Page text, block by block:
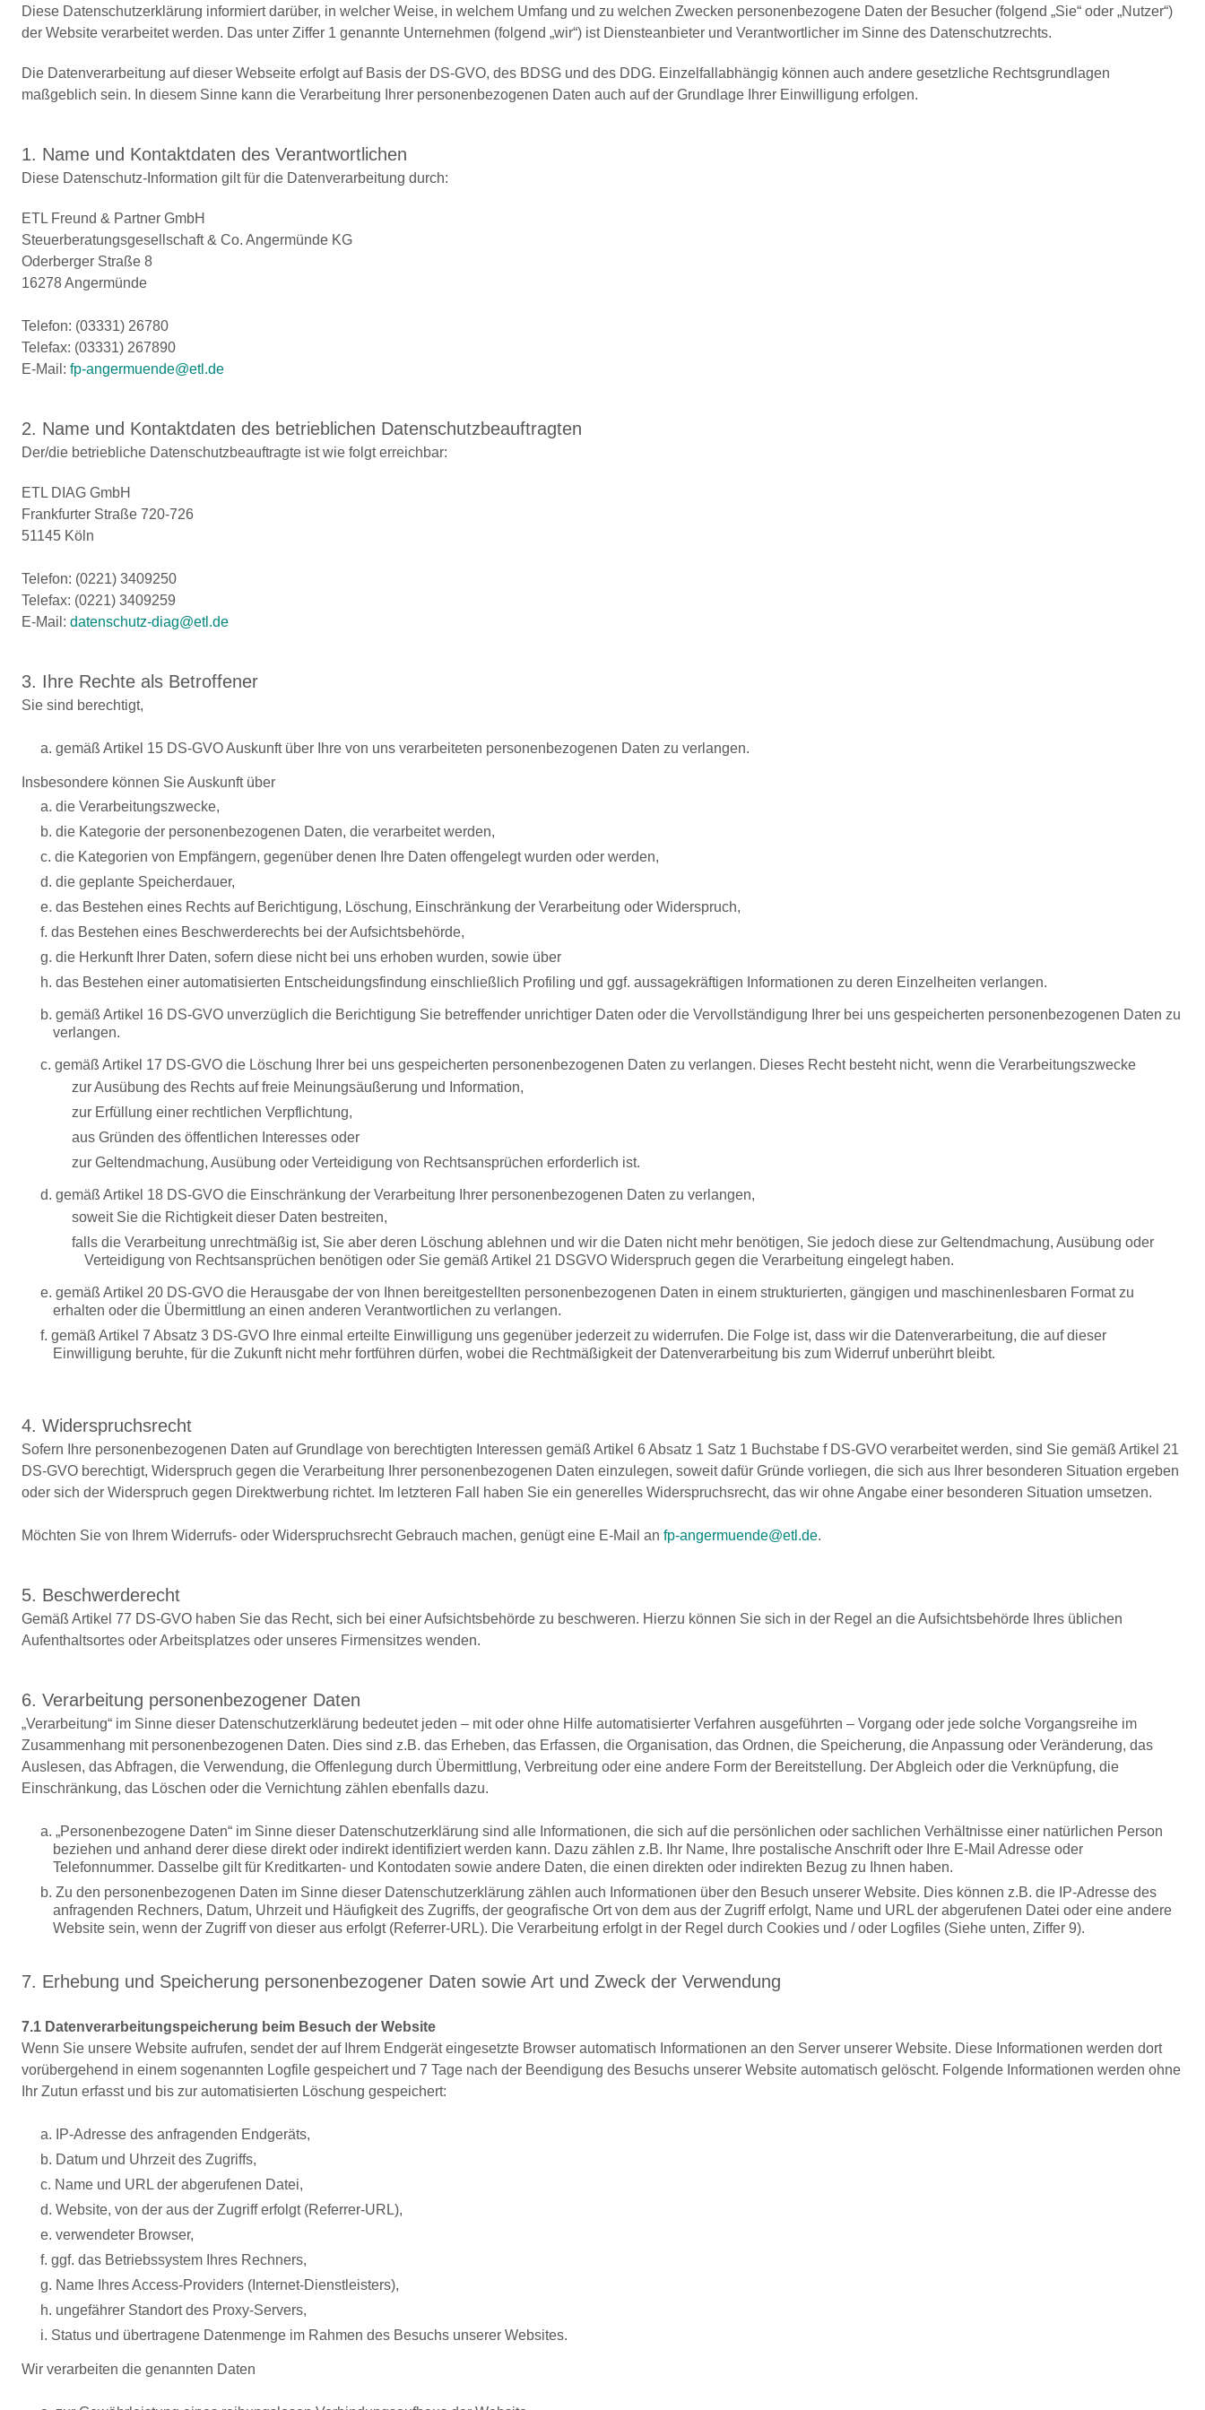
Diese Datenschutzerklärung informiert darüber, in welcher Weise, in welchem Umfang und zu welchen Zwecken personenbezogene Daten der Besucher (folgend „Sie“ oder „Nutzer“)
der Website verarbeitet werden. Das unter Ziffer 1 genannte Unternehmen (folgend „wir“) ist Diensteanbieter und Verantwortlicher im Sinne des Datenschutzrechts.
Die Datenverarbeitung auf dieser Webseite erfolgt auf Basis der DS-GVO, des BDSG und des DDG. Einzelfallabhängig können auch andere gesetzliche Rechtsgrundlagen
maßgeblich sein. In diesem Sinne kann die Verarbeitung Ihrer personenbezogenen Daten auch auf der Grundlage Ihrer Einwilligung erfolgen.
1. Name und Kontaktdaten des Verantwortlichen
Diese Datenschutz-Information gilt für die Datenverarbeitung durch:
ETL Freund & Partner GmbH
Steuerberatungsgesellschaft & Co. Angermünde KG
Oderberger Straße 8
16278 Angermünde
Telefon: (03331) 26780
Telefax: (03331) 267890
E-Mail: fp-angermuende@etl.de
2. Name und Kontaktdaten des betrieblichen Datenschutzbeauftragten
Der/die betriebliche Datenschutzbeauftragte ist wie folgt erreichbar:
ETL DIAG GmbH
Frankfurter Straße 720-726
51145 Köln
Telefon: (0221) 3409250
Telefax: (0221) 3409259
E-Mail: datenschutz-diag@etl.de
3. Ihre Rechte als Betroffener
Sie sind berechtigt,
a. gemäß Artikel 15 DS-GVO Auskunft über Ihre von uns verarbeiteten personenbezogenen Daten zu verlangen.
Insbesondere können Sie Auskunft über
a. die Verarbeitungszwecke,
b. die Kategorie der personenbezogenen Daten, die verarbeitet werden,
c. die Kategorien von Empfängern, gegenüber denen Ihre Daten offengelegt wurden oder werden,
d. die geplante Speicherdauer,
e. das Bestehen eines Rechts auf Berichtigung, Löschung, Einschränkung der Verarbeitung oder Widerspruch,
f. das Bestehen eines Beschwerderechts bei der Aufsichtsbehörde,
g. die Herkunft Ihrer Daten, sofern diese nicht bei uns erhoben wurden, sowie über
h. das Bestehen einer automatisierten Entscheidungsfindung einschließlich Profiling und ggf. aussagekräftigen Informationen zu deren Einzelheiten verlangen.
b. gemäß Artikel 16 DS-GVO unverzüglich die Berichtigung Sie betreffender unrichtiger Daten oder die Vervollständigung Ihrer bei uns gespeicherten personenbezogenen Daten zu
verlangen.
c. gemäß Artikel 17 DS-GVO die Löschung Ihrer bei uns gespeicherten personenbezogenen Daten zu verlangen. Dieses Recht besteht nicht, wenn die Verarbeitungszwecke
zur Ausübung des Rechts auf freie Meinungsäußerung und Information,
zur Erfüllung einer rechtlichen Verpflichtung,
aus Gründen des öffentlichen Interesses oder
zur Geltendmachung, Ausübung oder Verteidigung von Rechtsansprüchen erforderlich ist.
d. gemäß Artikel 18 DS-GVO die Einschränkung der Verarbeitung Ihrer personenbezogenen Daten zu verlangen,
soweit Sie die Richtigkeit dieser Daten bestreiten,
falls die Verarbeitung unrechtmäßig ist, Sie aber deren Löschung ablehnen und wir die Daten nicht mehr benötigen, Sie jedoch diese zur Geltendmachung, Ausübung oder
Verteidigung von Rechtsansprüchen benötigen oder Sie gemäß Artikel 21 DSGVO Widerspruch gegen die Verarbeitung eingelegt haben.
e. gemäß Artikel 20 DS-GVO die Herausgabe der von Ihnen bereitgestellten personenbezogenen Daten in einem strukturierten, gängigen und maschinenlesbaren Format zu
erhalten oder die Übermittlung an einen anderen Verantwortlichen zu verlangen.
f. gemäß Artikel 7 Absatz 3 DS-GVO Ihre einmal erteilte Einwilligung uns gegenüber jederzeit zu widerrufen. Die Folge ist, dass wir die Datenverarbeitung, die auf dieser
Einwilligung beruhte, für die Zukunft nicht mehr fortführen dürfen, wobei die Rechtmäßigkeit der Datenverarbeitung bis zum Widerruf unberührt bleibt.
4. Widerspruchsrecht
Sofern Ihre personenbezogenen Daten auf Grundlage von berechtigten Interessen gemäß Artikel 6 Absatz 1 Satz 1 Buchstabe f DS-GVO verarbeitet werden, sind Sie gemäß Artikel 21
DS-GVO berechtigt, Widerspruch gegen die Verarbeitung Ihrer personenbezogenen Daten einzulegen, soweit dafür Gründe vorliegen, die sich aus Ihrer besonderen Situation ergeben
oder sich der Widerspruch gegen Direktwerbung richtet. Im letzteren Fall haben Sie ein generelles Widerspruchsrecht, das wir ohne Angabe einer besonderen Situation umsetzen.
Möchten Sie von Ihrem Widerrufs- oder Widerspruchsrecht Gebrauch machen, genügt eine E-Mail an fp-angermuende@etl.de.
5. Beschwerderecht
Gemäß Artikel 77 DS-GVO haben Sie das Recht, sich bei einer Aufsichtsbehörde zu beschweren. Hierzu können Sie sich in der Regel an die Aufsichtsbehörde Ihres üblichen
Aufenthaltsortes oder Arbeitsplatzes oder unseres Firmensitzes wenden.
6. Verarbeitung personenbezogener Daten
„Verarbeitung“ im Sinne dieser Datenschutzerklärung bedeutet jeden – mit oder ohne Hilfe automatisierter Verfahren ausgeführten – Vorgang oder jede solche Vorgangsreihe im
Zusammenhang mit personenbezogenen Daten. Dies sind z.B. das Erheben, das Erfassen, die Organisation, das Ordnen, die Speicherung, die Anpassung oder Veränderung, das
Auslesen, das Abfragen, die Verwendung, die Offenlegung durch Übermittlung, Verbreitung oder eine andere Form der Bereitstellung. Der Abgleich oder die Verknüpfung, die
Einschränkung, das Löschen oder die Vernichtung zählen ebenfalls dazu.
a. „Personenbezogene Daten“ im Sinne dieser Datenschutzerklärung sind alle Informationen, die sich auf die persönlichen oder sachlichen Verhältnisse einer natürlichen Person
beziehen und anhand derer diese direkt oder indirekt identifiziert werden kann. Dazu zählen z.B. Ihr Name, Ihre postalische Anschrift oder Ihre E-Mail Adresse oder
Telefonnummer. Dasselbe gilt für Kreditkarten- und Kontodaten sowie andere Daten, die einen direkten oder indirekten Bezug zu Ihnen haben.
b. Zu den personenbezogenen Daten im Sinne dieser Datenschutzerklärung zählen auch Informationen über den Besuch unserer Website. Dies können z.B. die IP-Adresse des
anfragenden Rechners, Datum, Uhrzeit und Häufigkeit des Zugriffs, der geografische Ort von dem aus der Zugriff erfolgt, Name und URL der abgerufenen Datei oder eine andere
Website sein, wenn der Zugriff von dieser aus erfolgt (Referrer-URL). Die Verarbeitung erfolgt in der Regel durch Cookies und / oder Logfiles (Siehe unten, Ziffer 9).
7. Erhebung und Speicherung personenbezogener Daten sowie Art und Zweck der Verwendung
7.1 Datenverarbeitungspeicherung beim Besuch der Website
Wenn Sie unsere Website aufrufen, sendet der auf Ihrem Endgerät eingesetzte Browser automatisch Informationen an den Server unserer Website. Diese Informationen werden dort
vorübergehend in einem sogenannten Logfile gespeichert und 7 Tage nach der Beendigung des Besuchs unserer Website automatisch gelöscht. Folgende Informationen werden ohne
Ihr Zutun erfasst und bis zur automatisierten Löschung gespeichert:
a. IP-Adresse des anfragenden Endgeräts,
b. Datum und Uhrzeit des Zugriffs,
c. Name und URL der abgerufenen Datei,
d. Website, von der aus der Zugriff erfolgt (Referrer-URL),
e. verwendeter Browser,
f. ggf. das Betriebssystem Ihres Rechners,
g. Name Ihres Access-Providers (Internet-Dienstleisters),
h. ungefährer Standort des Proxy-Servers,
i. Status und übertragene Datenmenge im Rahmen des Besuchs unserer Websites.
Wir verarbeiten die genannten Daten